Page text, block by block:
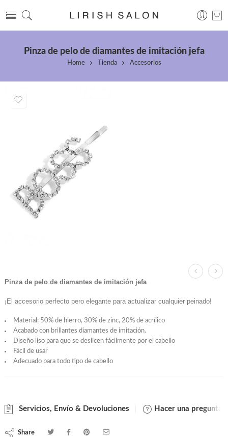
Pinza de pelo de diamantes de imitación jefa
Home Tienda Accesorios
Pinza de pelo de diamantes de imitación jefa
¡El accesorio perfecto pero elegante para actualizar cualquier peinado!
Material: 50% de hierro, 30% de zinc, 20% de acrílico
Acabado con brillantes diamantes de imitación.
Diseño liso para que se deslicen fácilmente por el cabello
Fácil de usar
Adecuado para todo tipo de cabello
Servicios, Envío & Devoluciones Hacer una pregunta
Share